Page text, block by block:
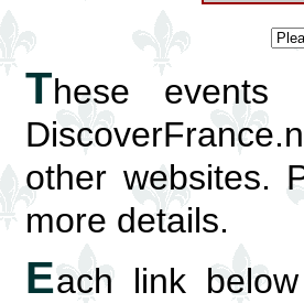
These events
other websites.
more details.
Each link